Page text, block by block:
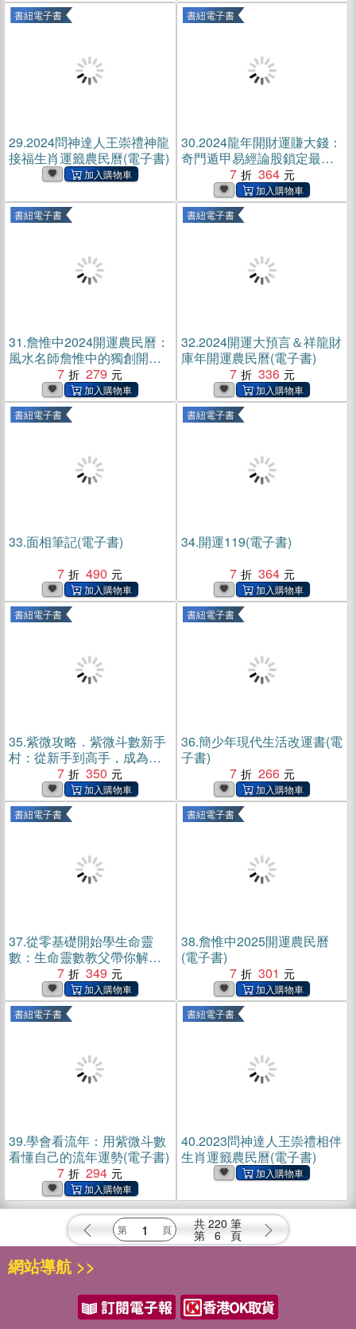
書紐電子書
29.2024問神達人王崇禮神龍
接福生肖運籤農民曆(電子書)
書紐電子書
30.2024龍年開財運賺大錢：
奇門遁甲易經論股鎖定最佳
獲利點，奇門基因風水造吉
財運滾滾來(電子書)
7 364
書紐電子書
31.詹惟中2024開運農民曆：
風水名師詹惟中的獨創開運
書，全方位解析流年，讓你
2024年好運「龍」來，一路
生花！(電子書)
7 279
書紐電子書
32.2024開運大預言＆祥龍財
庫年開運農民曆(電子書)
7
336
書紐電子書
33.面相筆記(電子書)
7
490
書紐電子書
34.開運119(電子書)
7
364
書紐電子書
35.紫微攻略．紫微斗數新手
村：從新手到高手，成為命
理大師的解盤邏輯和訣竅！
(電子書)
7 350
書紐電子書
36.簡少年現代生活改運書(電
子書)
7
266
書紐電子書
37.從零基礎開始學生命靈
數：生命靈數教父帶你解讀
生日數字，破譯人生運勢的
關鍵密碼(電子書)
7 349
書紐電子書
38.詹惟中2025開運農民曆
(電子書)
7
301
書紐電子書
39.學會看流年：用紫微斗數
看懂自己的流年運勢(電子書)
7
294
書紐電子書
40.2023問神達人王崇禮相伴
生肖運籤農民曆(電子書)
共 220 筆
第 6 頁
網站導航 >>